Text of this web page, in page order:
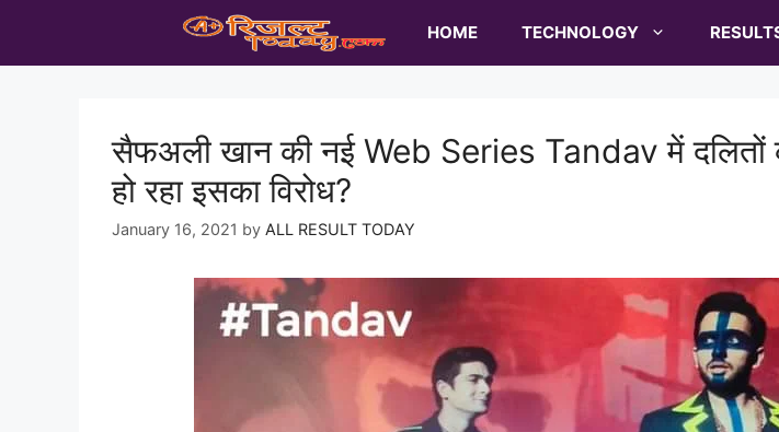
content
HOME TECHNOLOGY
सैफअली खान की नई Web Series Tandav में दलितों
हो रहा इसका विरोध?
January 16, 2021 by ALL RESULT TODAY